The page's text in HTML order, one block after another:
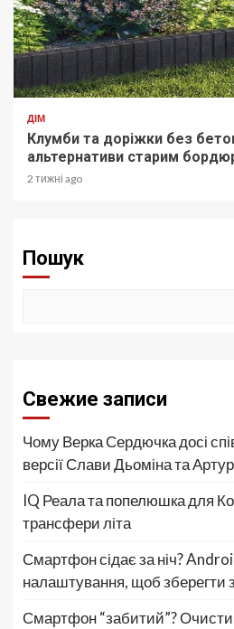
ДІМ
Клумби та доріжки без
альтернативи старим
2 тижні ago
Пошук
Свежие записи
Чому Верка Сердючка досі
версії Слави Дьоміна та
IQ Реала та попелюшка для
трансфери літа
Смартфон сідає за ніч?
налаштування, щоб зберегти
Смартфон “забитий”?